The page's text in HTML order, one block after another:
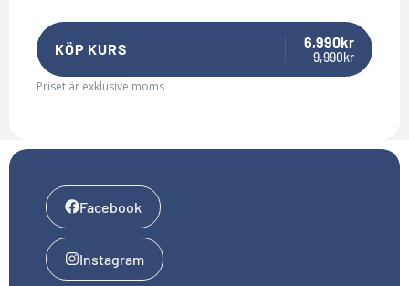
KÖP KURS 6,990kr
9,990kr
Priset är exklusive moms
Facebook
Instagram